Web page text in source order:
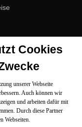
Cookies
unserer Webseite
Auch können wir
und arbeiten dafür mit
Durch diese Partner
Webseiten.